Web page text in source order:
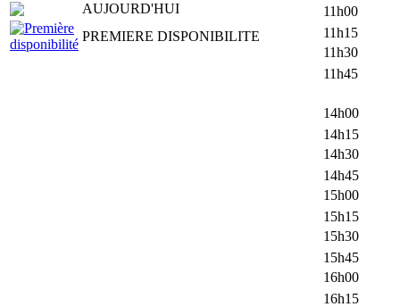
AUJOURD'HUI
PREMIERE DISPONIBILITE
11h00
11h15
11h30
11h45
14h00
14h15
14h30
14h45
15h00
15h15
15h30
15h45
16h00
16h15